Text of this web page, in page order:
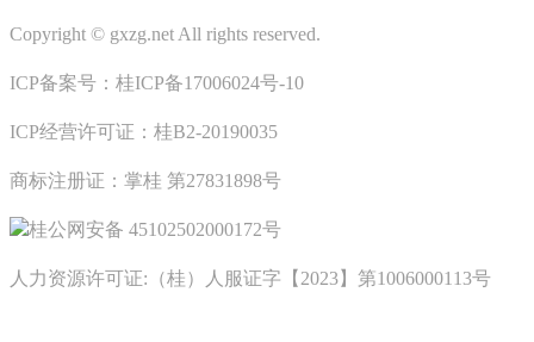
Copyright © gxzg.net All rights reserved.
ICP备案号：桂ICP备17006024号-10
ICP经营许可证：桂B2-20190035
商标注册证：掌桂 第27831898号
桂公网安备 45102502000172号
人力资源许可证:（桂）人服证字【2023】第1006000113号